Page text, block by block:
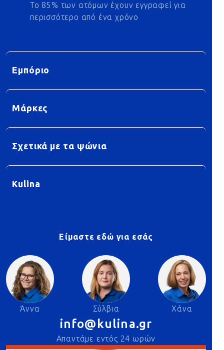
Το 85% των ατόμων έχουν εγγραφεί για
περισσότερο από ένα χρόνο
Εμπόριο
Μάρκες
Σχετικά με τα ψώνια
Kulina
Είμαστε εδώ για εσάς
Άννα Σύλβια Χάνα
info@kulina.gr
Απαντάμε εντός 24 ωρών